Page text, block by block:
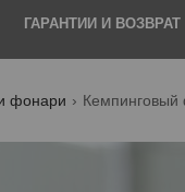
ГАРАНТИИ И ВОЗВРАТ
фонари Кемпинговый